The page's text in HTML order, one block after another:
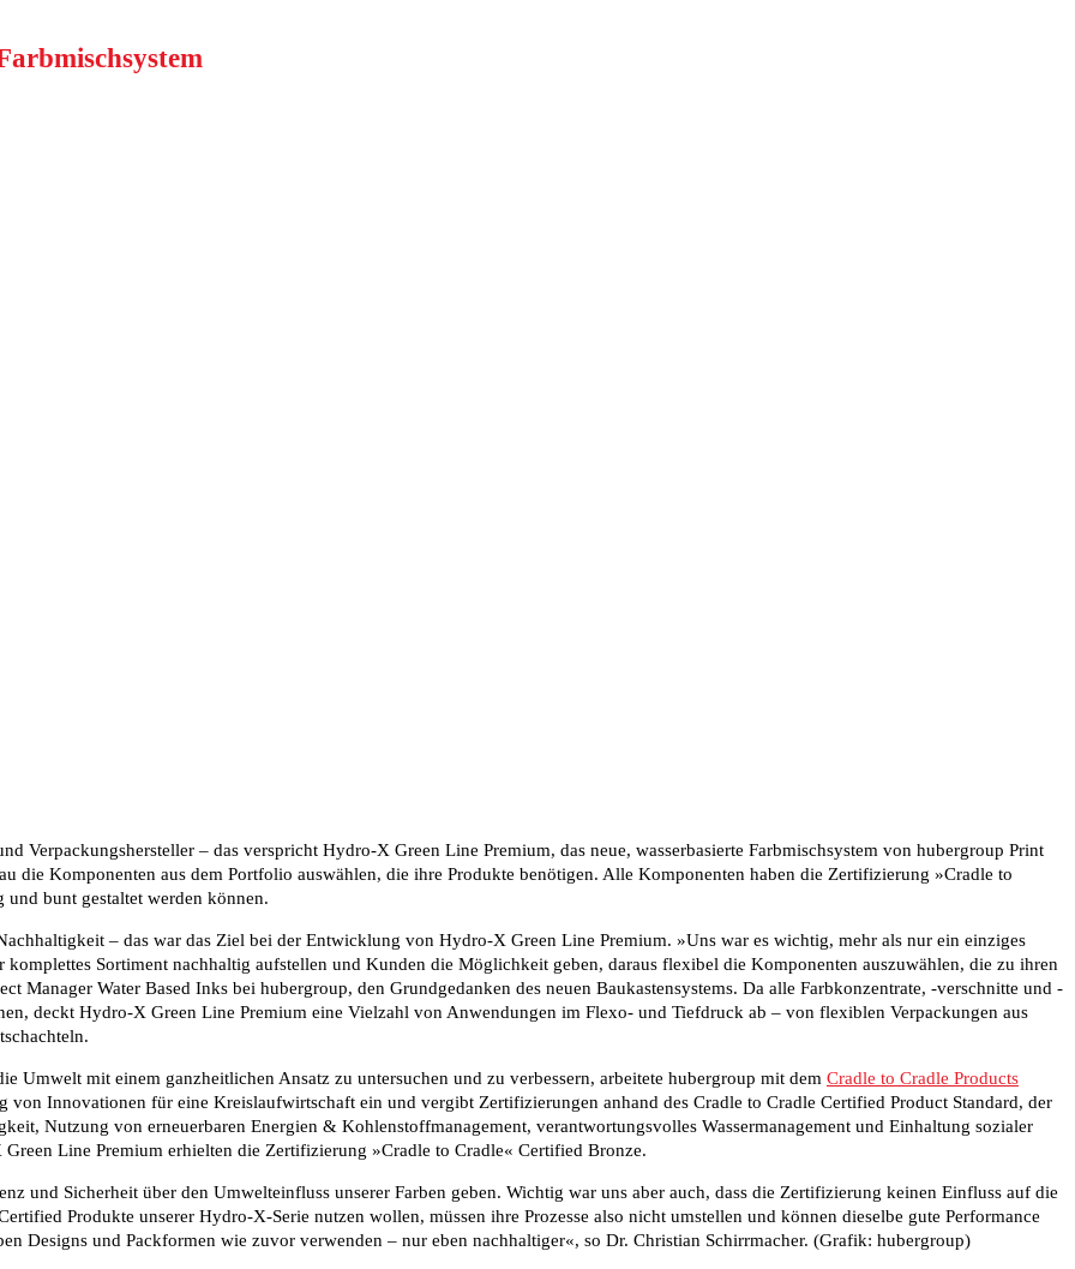
Verpackungshersteller – das verspricht Hydro-X Green Line Premium, das neue, wasserbasierte Farbmischsystem von hubergroup Print
die Komponenten aus dem Portfolio auswählen, die ihre Produkte benötigen. Alle Komponenten haben die Zertifizierung »Cradle to
bunt gestaltet werden können.
– das war das Ziel bei der Entwicklung von Hydro-X Green Line Premium. »Uns war es wichtig, mehr als nur ein einziges
Sortiment nachhaltig aufstellen und Kunden die Möglichkeit geben, daraus flexibel die Komponenten auszuwählen, die zu ihren
Manager Water Based Inks bei hubergroup, den Grundgedanken des neuen Baukastensystems. Da alle Farbkonzentrate, -verschnitte und -
deckt Hydro-X Green Line Premium eine Vielzahl von Anwendungen im Flexo- und Tiefdruck ab – von flexiblen Verpackungen aus
Umwelt mit einem ganzheitlichen Ansatz zu untersuchen und zu verbessern, arbeitete hubergroup mit dem Cradle to Cradle Products
von Innovationen für eine Kreislaufwirtschaft ein und vergibt Zertifizierungen anhand des Cradle to Cradle Certified Product Standard, der
Nutzung von erneuerbaren Energien & Kohlenstoffmanagement, verantwortungsvolles Wassermanagement und Einhaltung sozialer
Line Premium erhielten die Zertifizierung »Cradle to Cradle« Certified Bronze.
und Sicherheit über den Umwelteinfluss unserer Farben geben. Wichtig war uns aber auch, dass die Zertifizierung keinen Einfluss auf die
Produkte unserer Hydro-X-Serie nutzen wollen, müssen ihre Prozesse also nicht umstellen und können dieselbe gute Performance
Designs und Packformen wie zuvor verwenden – nur eben nachhaltiger«, so Dr. Christian Schirrmacher. (Grafik: hubergroup)